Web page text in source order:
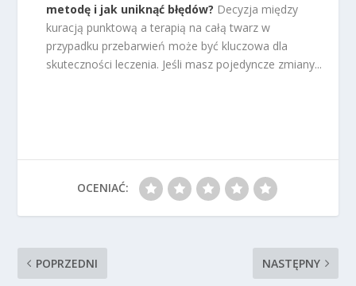
metodę i jak uniknąć błędów? Decyzja między
kuracją punktową a terapią na całą twarz w
przypadku przebarwień może być kluczowa dla
skuteczności leczenia. Jeśli masz pojedyncze zmiany...
OCENIAĆ:
POPRZEDNI NASTĘPNY